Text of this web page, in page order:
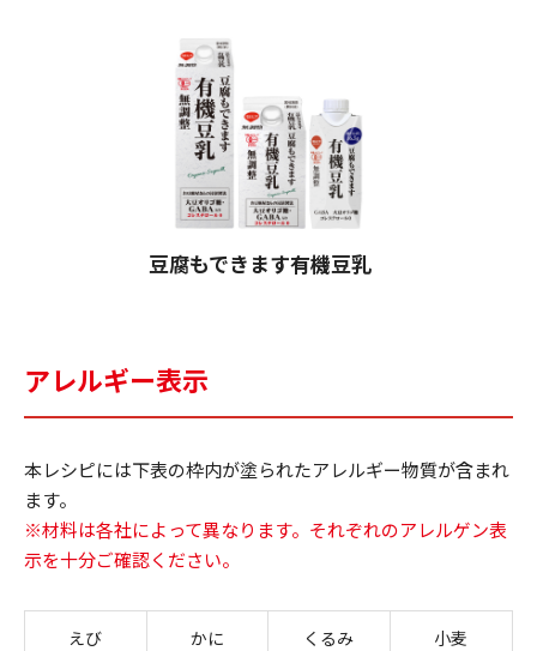
豆腐もできます有機豆乳
アレルギー表示
本レシピには下表の枠内が塗られたアレルギー物質が含まれ
ます。
※材料は各社によって異なります。それぞれのアレルゲン表
示を十分ご確認ください。
えび かに くるみ 小麦